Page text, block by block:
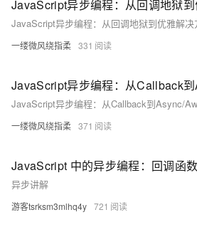
JavaScript异步编程：从回调地狱
JavaScript异步编程：从回调地狱到优雅解决
一缕微风绕指柔 331
JavaScript异步编程：从Callback
JavaScript异步编程：从Callback到Async/
一缕微风绕指柔 371
异步讲解
游客tsrksm3mlhq4y 721